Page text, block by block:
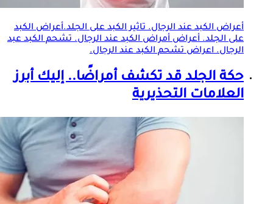
أعراض الكبد عند الرجال. تاثير الكبد علىالجلد.أعراض الكبد
علىالجلد. أعراض أمراض الكبد عند الرجال. تشحم الكبد عبد
الرجال. اعراض تشحم الكبد عند الرجال.
حكةالجلدقد تكشف أمراضًا.. إليك أبرز
العلامات التحذيرية